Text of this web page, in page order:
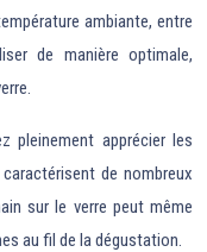
ambiante, entre
de manière optimale,
pleinement apprécier les
de nombreux
sur le verre peut même
au fil de la dégustation.